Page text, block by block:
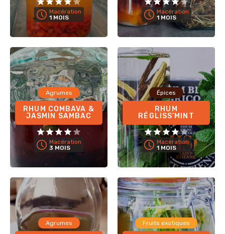
Macération
1 MOIS
Macération
1 MOIS
Agrumes
RHUM COMBAVA &
JASMIN SAMBAC
Macération
3 MOIS
Épices
RHUM
RÉGLISS’MINT
Macération
1 MOIS
Agrumes Fruits exotiques